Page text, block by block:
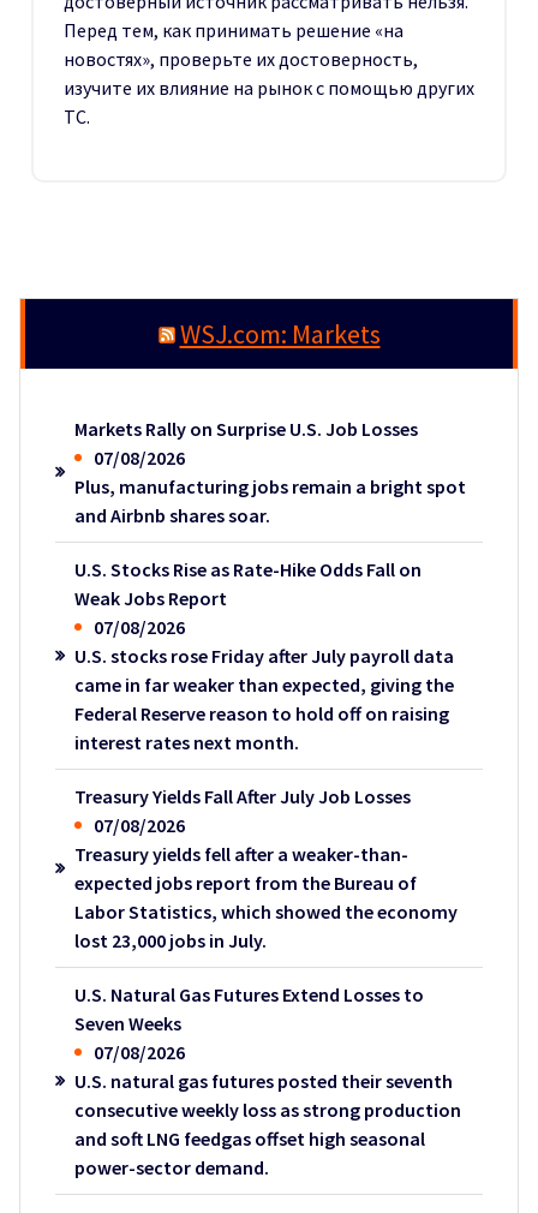
Перед тем, как принимать решение «на
новостях», проверьте их достоверность,
изучите их влияние на рынок с помощью других
ТС.
WSJ.com: Markets
Markets Rally on Surprise U.S. Job Losses
07/08/2026
Plus, manufacturing jobs remain a bright spot
and Airbnb shares soar.
U.S. Stocks Rise as Rate-Hike Odds Fall on
Weak Jobs Report
07/08/2026
U.S. stocks rose Friday after July payroll data
came in far weaker than expected, giving the
Federal Reserve reason to hold off on raising
interest rates next month.
Treasury Yields Fall After July Job Losses
07/08/2026
Treasury yields fell after a weaker-than-
expected jobs report from the Bureau of
Labor Statistics, which showed the economy
lost 23,000 jobs in July.
U.S. Natural Gas Futures Extend Losses to
Seven Weeks
07/08/2026
U.S. natural gas futures posted their seventh
consecutive weekly loss as strong production
and soft LNG feedgas offset high seasonal
power-sector demand.